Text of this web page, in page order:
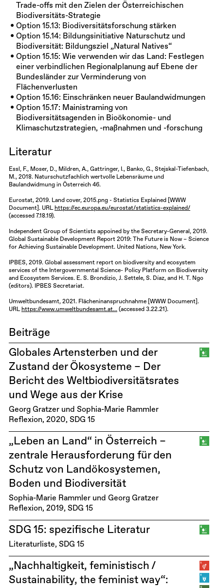
Trade-offs mit den Zielen der Österreichischen
Biodiversitäts-Strategie
Option 15.13: Biodiversitätsforschung stärken
Option 15.14: Bildungsinitiative Naturschutz und
Biodiversität: Bildungsziel „Natural Natives“
Option 15.15: Wie verwenden wir das Land: Festlegen
einer verbindlichen Regionalplanung auf Ebene der
Bundesländer zur Verminderung von
Flächenverlusten
Option 15.16: Einschränken neuer Baulandwidmungen
Option 15.17: Mainistraming von
Biodiversitätsagenden in Bioökonomie- und
Klimaschutzstrategien, -maßnahmen und -forschung
Literatur
Essl, F., Moser, D., Mildren, A., Gattringer, I., Banko, G., Stejskal-Tiefenbach,
M., 2018. Naturschutzfachlich wertvolle Lebensräume und
Baulandwidmung in Österreich 46.
Eurostat, 2019. Land cover, 2015.png - Statistics Explained [WWW
Document]. URL https://ec.europa.eu/eurostat/statistics-explained/
(accessed 7.18.19).
Independent Group of Scientists appoined by the Secretary-General, 2019.
Global Sustainable Development Report 2019: The Future is Now – Science
for Achieving Sustainable Development. United Nations, New York.
IPBES, 2019. Global assessment report on biodiversity and ecosystem
services of the Intergovernmental Science- Policy Platform on Biodiversity
and Ecosystem Services. E. S. Brondizio, J. Settele, S. Díaz, and H. T. Ngo
(editors). IPBES Secretariat.
Umweltbundesamt, 2021. Flächeninanspruchnahme [WWW Document].
URL https://www.umweltbundesamt.at... (accessed 3.22.21).
Beiträge
Globales Artensterben und der
Zustand der Ökosysteme – Der
Bericht des Weltbiodiversitätsrates
und Wege aus der Krise
Georg Gratzer und Sophia-Marie Rammler
Reflexion 2020 SDG 15
„Leben an Land“ in Österreich –
zentrale Herausforderung für den
Schutz von Landökosystemen,
Boden und Biodiversität
Sophia-Marie Rammler und Georg Gratzer
Reflexion 2019 SDG 15
SDG 15: spezifische Literatur
Literaturliste SDG 15
„Nachhaltigkeit, feministisch /
Sustainability, the feminist way“: